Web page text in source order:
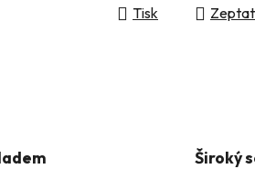
Tisk
Široký